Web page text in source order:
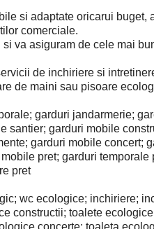
si adaptate oricarui buget,
comerciale.
va asiguram de cele mai
de inchiriere si
de maini sau pisoare
garduri jandarmerie;
santier; garduri mobile
garduri mobile concert;
pret; garduri temporale
pret
wc ecologice; inchiriere;
constructii; toalete
concerte; toaleta